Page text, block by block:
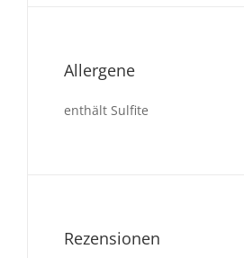
Allergene
enthält Sulfite
Rezensionen